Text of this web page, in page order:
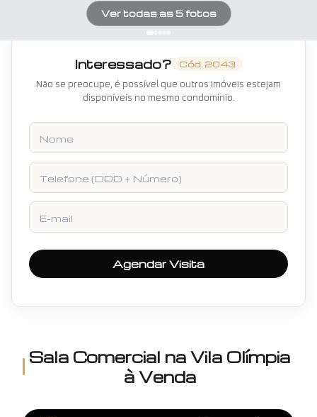
Ver todas as 5fotos
Sala Comercial na Vila Olímpia
à Venda
Interessado? Cód. 2043
Não se preocupe, é possível que outros imóveis estejam
disponíveis no mesmo condomínio.
Nome
Telefone
E-mail
Agendar Visita